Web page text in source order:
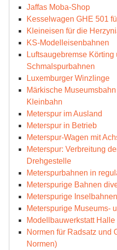
Jaffas Moba-Shop
Kesselwagen GHE 501
Kleineisen für die
KS-Modelleisenbahnen
Luftsaugebremse Körting
Schmalspurbahnen
Luxemburger Winzlinge
Märkische
Kleinbahn
Meterspur im Ausland
Meterspur in Betrieb
Meterspur-Wagen mit
Meterspur: Verbreitung
Drehgestelle
Meterspurbahnen in
Meterspurige Bahnen
Meterspurige Inselbahnen
Meterspurige Museums-
Modellbauwerkstatt Halle
Normen für Radsatz und
Normen)